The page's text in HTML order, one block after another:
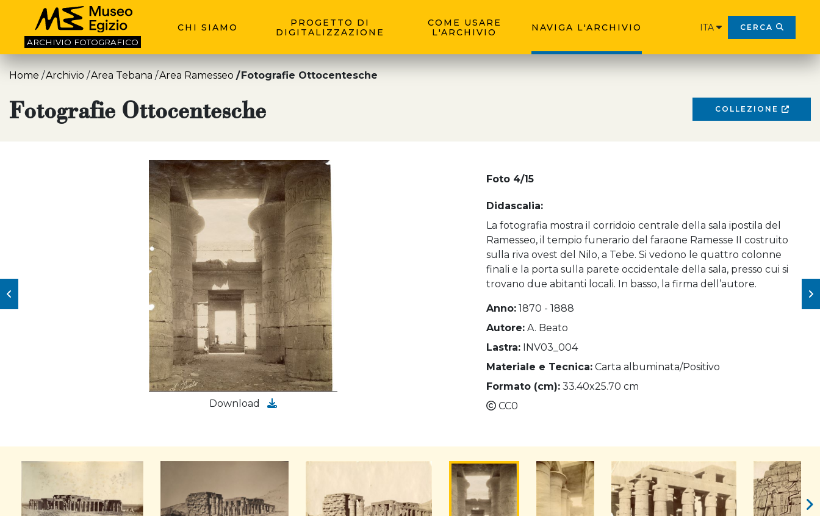
ARCHIVIO FOTOGRAFICO
CHI SIAMO
PROGETTO DI
DIGITALIZZAZIONE
COME USARE
L'ARCHIVIO
NAVIGA L'ARCHIVIO ITA CERCA
Home Archivio Area Tebana Area Ramesseo Fotografie Ottocentesche
COLLEZIONE
Fotografie Ottocentesche
Download
Foto 4/15
Didascalia:
La fotografia mostra il corridoio centrale della sala ipostila del
Ramesseo, il tempio funerario del faraone Ramesse II costruito
sulla riva ovest del Nilo, a Tebe. Si vedono le quattro colonne
finali e la porta sulla parete occidentale della sala, presso cui si
trovano due abitanti locali. In basso, la firma dell’autore.
Anno: 1870 - 1888
Autore: A. Beato
Lastra: INV03_004
Materiale e Tecnica: Carta albuminata/Positivo
Formato (cm): 33.40x25.70 cm
CC0